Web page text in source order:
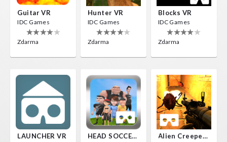
Guitar VR
IDC Games
Zdarma
Hunter VR
IDC Games
Zdarma
Blocks VR
IDC Games
Zdarma
LAUNCHER VR HEAD SOCCER VR Alien Creepers VR